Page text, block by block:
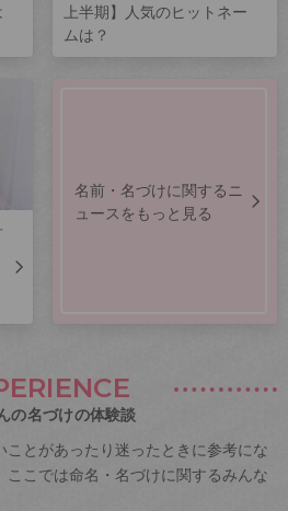
上半期】人気のヒットネー
ムは？
名前・名づけに関するニ
ュースをもっと見る
の名づけの体験談
とがあったり迷ったときに参考にな
ここでは命名・名づけに関するみんな